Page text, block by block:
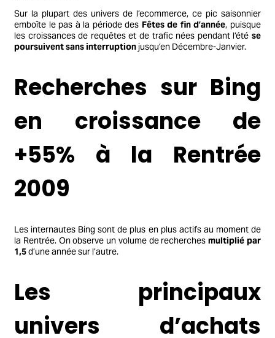
Sur la plupart des univers de l’ecommerce, ce pic saisonnier
emboîte le pas à la période des Fêtes de fin d’année, puisque
les croissances de requêtes et de trafic nées pendant l’été se
poursuivent sans interruption jusqu’en Décembre-Janvier.
Recherches sur Bing
en croissance de
+55% à la Rentrée
2009
Les internautes Bing sont de plus en plus actifs au moment de
la Rentrée. On observe un volume de recherchesmultiplié par
1,5d’une année sur l’autre.
Les principaux
univers d’achats